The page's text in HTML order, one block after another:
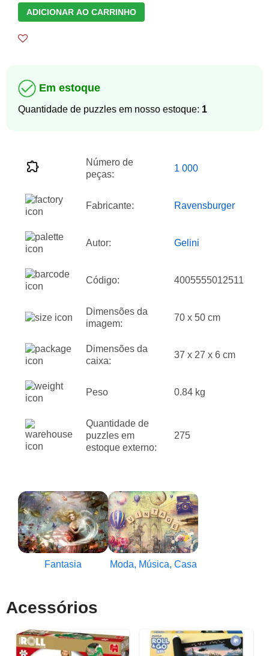
ADICIONAR AO CARRINHO
Em estoque
Quantidade de puzzles em nosso estoque: 1
Número de
peças:
1 000
Fabricante: Ravensburger
Autor: Gelini
Código: 4005555012511
Dimensões da
imagem:
70 x 50 cm
Dimensões da
caixa:
37 x 27 x 6 cm
Peso 0.84 kg
Quantidade de
puzzles em
estoque externo:
275
Fantasia Moda, Música, Casa
Acessórios